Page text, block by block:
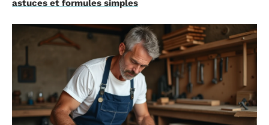
astuces et formules simples